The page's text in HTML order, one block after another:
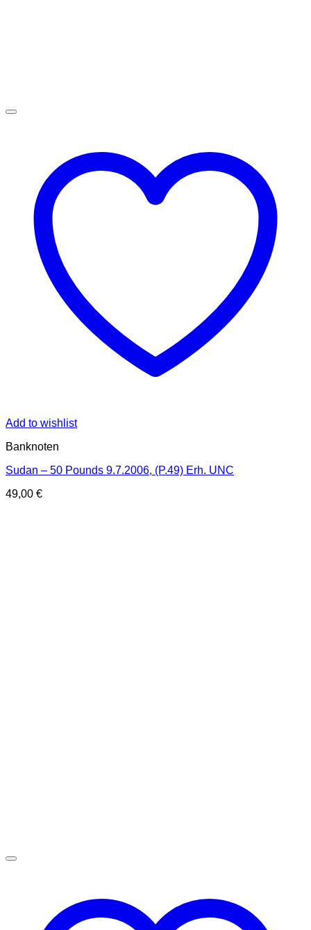
Add to wishlist
Banknoten
Sudan – 50 Pounds 9.7.2006, (P.49) Erh. UNC
49,00 €